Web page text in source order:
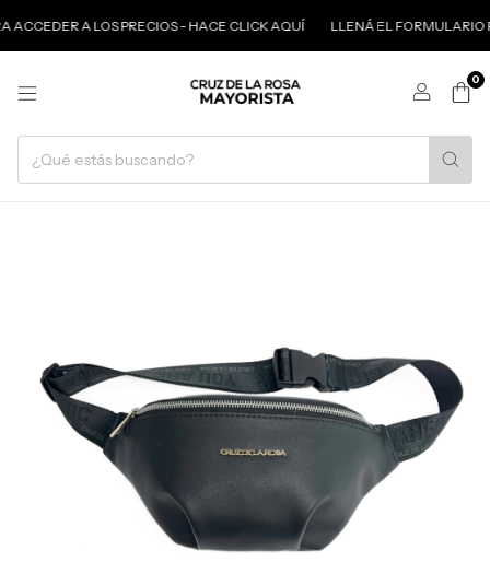
A LOS PRECIOS - HACE CLICK AQUÍ LLENÁ EL FORMULARIO
0